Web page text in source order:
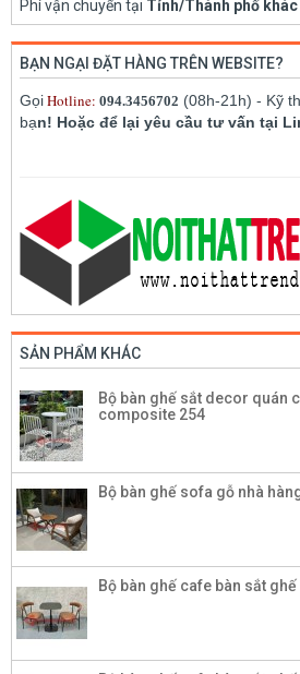
Phí vận chuyển tại Tỉnh/Thành phố khác
BẠN NGẠI ĐẶT HÀNG TRÊN WEBSITE?
GọiHotline: 094.3456702 (08h-21h) - Kỹ
bạn! Hoặc để lại yêu cầu tư vấn tại
SẢN PHẨM KHÁC
Bộ bàn ghế sắt decor quán
composite 254
Bộ bàn ghế sofa gỗ nhà
Bộ bàn ghế cafe bàn sắt